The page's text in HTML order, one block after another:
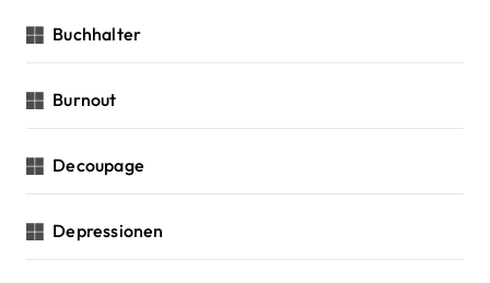
Buchhalter
Burnout
Decoupage
Depressionen